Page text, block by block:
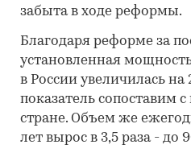
забыта в ходе реформы.
Благодаря реформе за
установленная
в России увеличилась
показатель сопоставим
стране. Объем же
лет вырос в 3,5 раза - до